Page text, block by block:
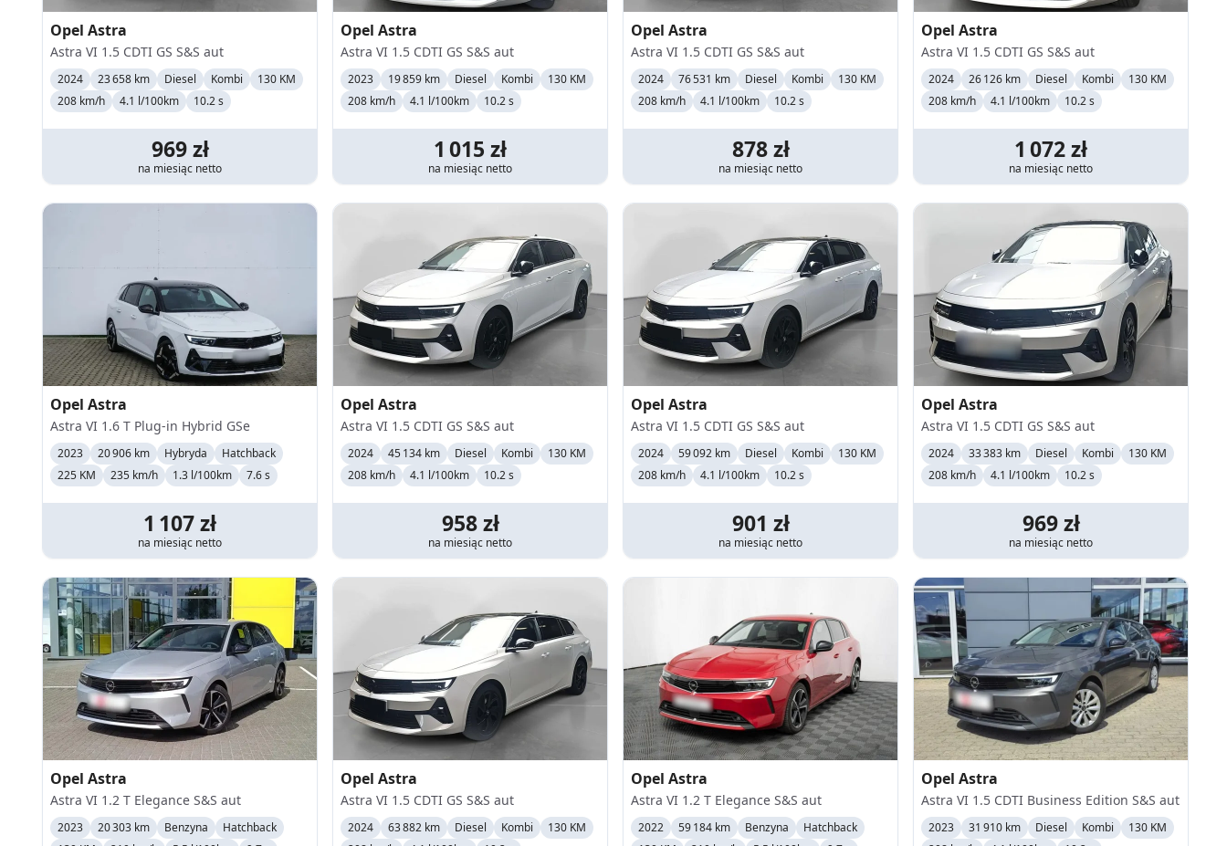
Opel Astra
Astra VI 1.5 CDTI GS S&S aut
2024 23 658 km Diesel Kombi
130 KM
208 km/h 4.1 l/100km 10.2 s
969zł
na miesiąc netto
Opel Astra
Astra VI 1.5 CDTI GS S&S aut
2023 19 859 km Diesel Kombi
130 KM
208 km/h 4.1 l/100km 10.2 s
1 015 zł
na miesiąc netto
Opel Astra
Astra VI 1.5 CDTI GS S&S aut
2024 76 531 km Diesel Kombi
130 KM
208 km/h 4.1 l/100km 10.2 s
878zł
na miesiąc netto
Opel Astra
Astra VI 1.5 CDTI GS S&S aut
2024 26 126 km Diesel Kombi
130 KM
208 km/h 4.1 l/100km 10.2 s
1 072zł
na miesiąc netto
Opel Astra
Astra VI 1.6 T Plug-in Hybrid GSe
2023 20 906 km Hybryda
Hatchback
225 KM
235 km/h 1.3 l/100km 7.6 s
1 107zł
na miesiąc netto
Opel Astra
Astra VI 1.5 CDTI GS S&S aut
2024 45 134 km Diesel Kombi
130 KM
208 km/h 4.1 l/100km 10.2 s
958zł
na miesiąc netto
Opel Astra
Astra VI 1.5 CDTI GS S&S aut
2024 59 092 km Diesel Kombi
130 KM
208 km/h 4.1 l/100km 10.2 s
901 zł
na miesiąc netto
Opel Astra
Astra VI 1.5 CDTI GS S&S aut
2024 33 383 km Diesel Kombi
130 KM
208 km/h 4.1 l/100km 10.2 s
969zł
na miesiąc netto
Opel Astra
Astra VI 1.2 T Elegance S&S aut
2023 20 303 km Benzyna
Hatchback
Opel Astra
Astra VI 1.5 CDTI GS S&S aut
2024 63 882 km Diesel Kombi
130 KM
Opel Astra
Astra VI 1.2 T Elegance S&S aut
2022 59 184 km Benzyna
Hatchback
Opel Astra
Astra VI 1.5 CDTI Business Edition S&S aut
2023 31 910 km Diesel Kombi
130 KM